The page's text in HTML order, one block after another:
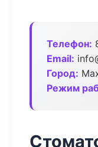
Телефон:
Email:
Город:
Режим